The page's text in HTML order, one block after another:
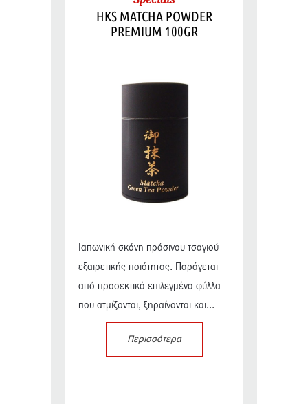
HKS MATCHA POWDER
PREMIUM 100GR
Ιαπωνική σκόνη πράσινου τσαγιού
εξαιρετικής ποιότητας. Παράγεται
από προσεκτικά επιλεγμένα φύλλα
που ατμίζονται, ξηραίνονται και...
Περισσότερα